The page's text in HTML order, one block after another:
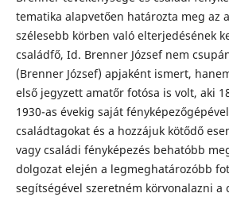
tematika alapvetően határozta meg az
szélesebb körben való elterjedésének
családfő, Id. Brenner József nem
(Brenner József) apjaként ismert,
első jegyzett amatőr fotósa is volt, aki
1930-as évekig saját
családtagokat és a hozzájuk kötődő
vagy családi fényképezés behatóbb
dolgozat elején a legmeghatározóbb
segítségével szeretném körvonalazni a